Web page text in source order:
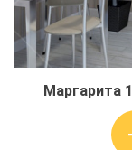
Маргарита